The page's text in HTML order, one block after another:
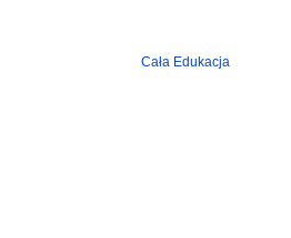
Cała Edukacja